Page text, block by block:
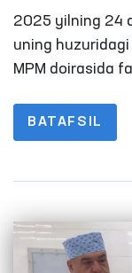
qator
shaxslar
2025 yilning 24
uning
MPM doirasida
penitensiar
amalga oshirildi.
BATAFSIL